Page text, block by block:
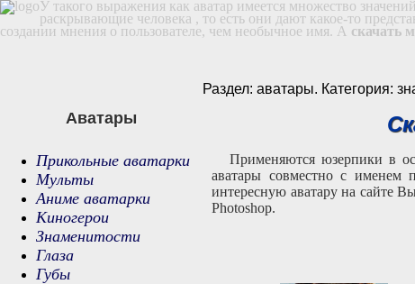
У такого выражения как аватар имеется множество
раскрывающие человека , то есть они дают какое-то
создании мнения о пользователе, чем необычное имя. А скачать
Раздел: аватары. Категория:
Применяются юзерпики в
аватары совместно с именем
интересную аватару на сайте
Photoshop.
Аватары
Прикольные аватарки
Мульты
Аниме аватарки
Киногерои
Знаменитости
Глаза
Губы